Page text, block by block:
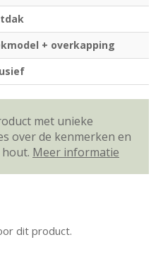
+ overkapping
met unieke
over de kenmerken en
Meer informatie
dit product.